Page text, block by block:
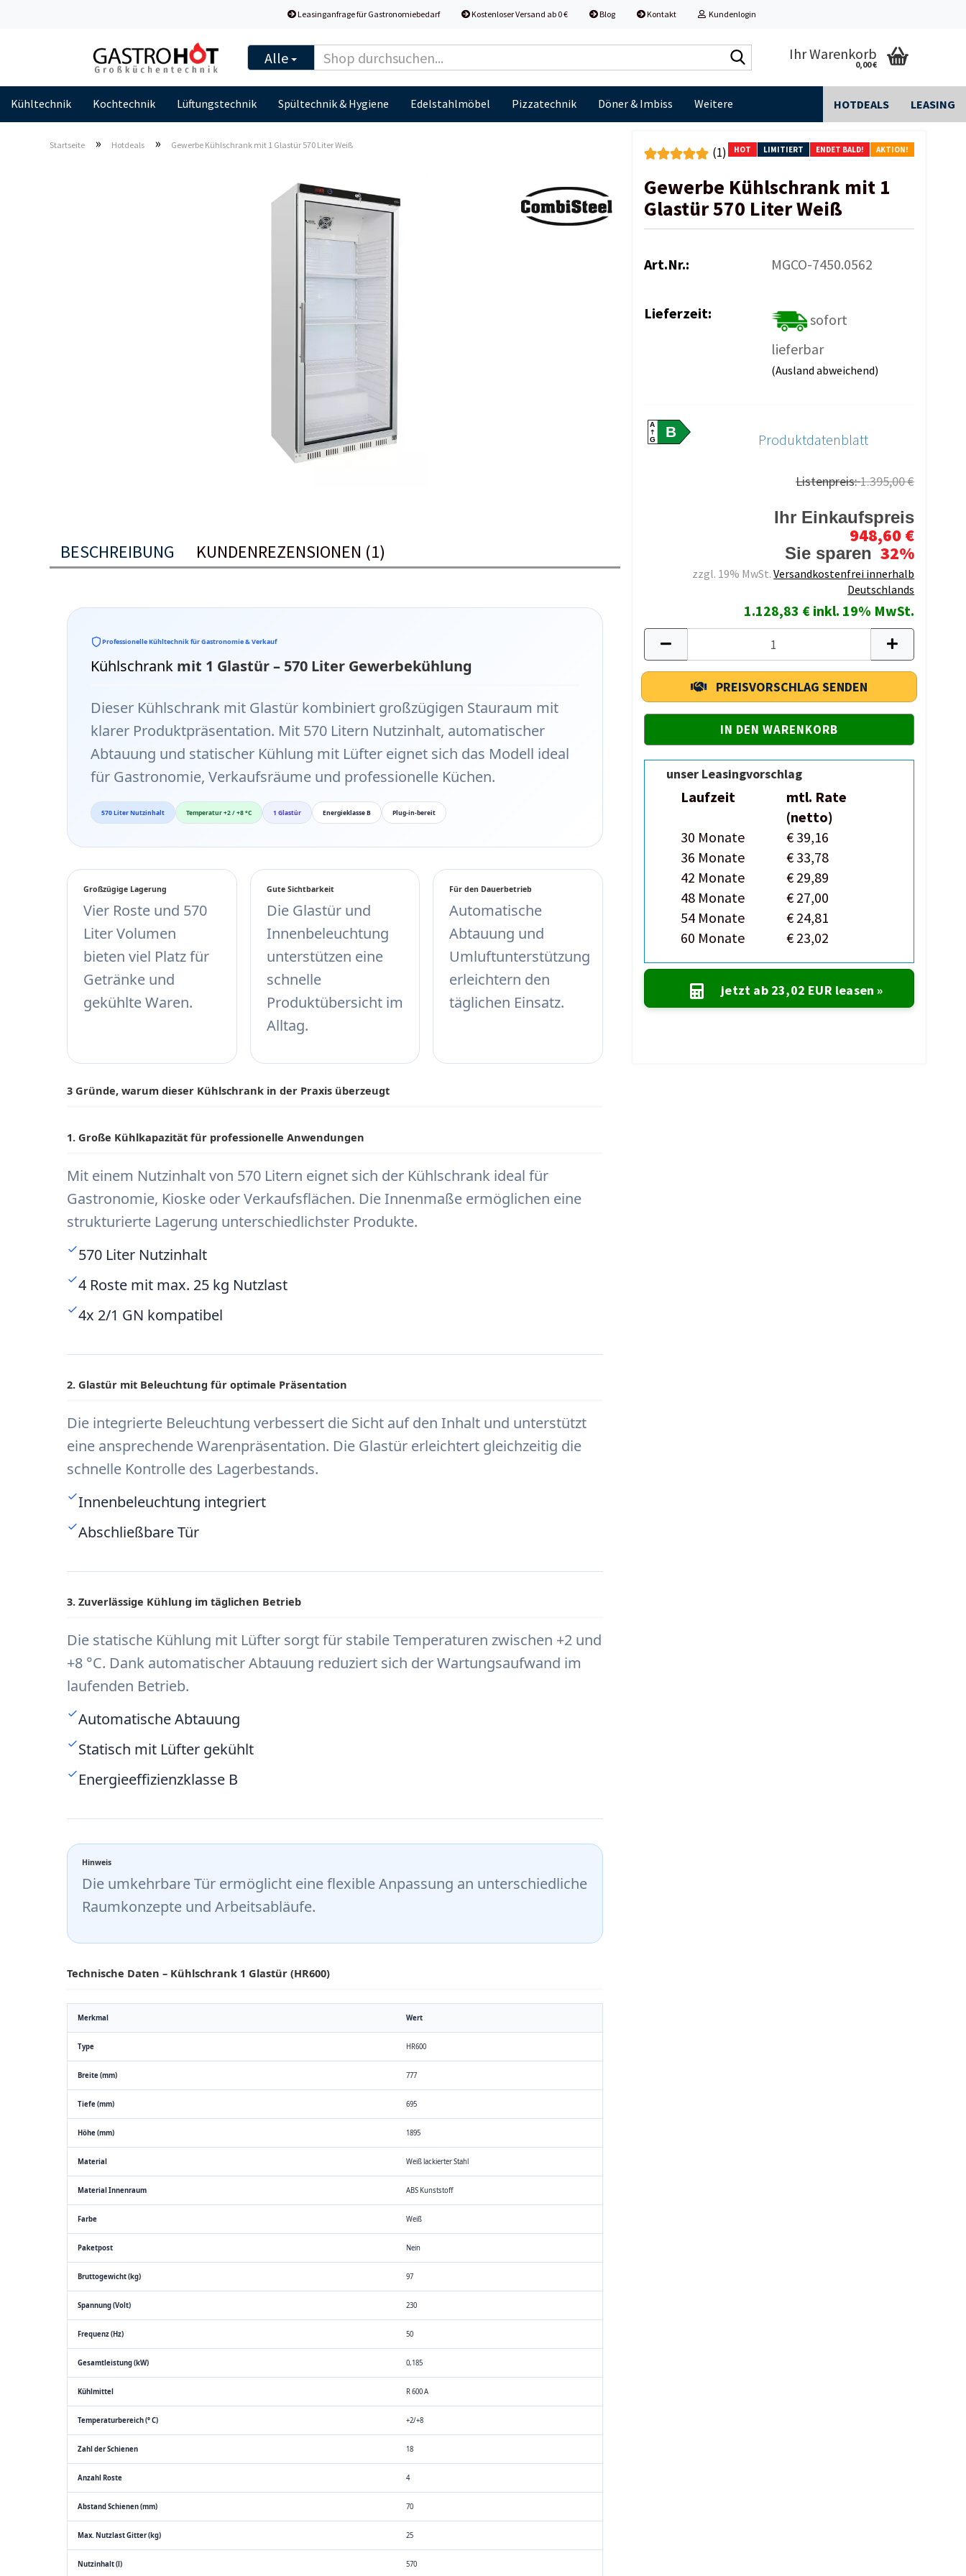
Leasinganfrage für Gastronomiebedarf Kostenloser Versand ab 0 € Blog Kontakt Kundenlogin
Alle
durchsuchen...
Ihr Warenkorb
0,00 €
Kühltechnik Kochtechnik Lüftungstechnik Spültechnik & Hygiene Edelstahlmöbel Pizzatechnik Döner & Imbiss HOTDEALS LEASING
Weitere
Startseite » Hotdeals » Gewerbe Kühlschrank mit 1 Glastür 570 Liter Weiß HOT LIMITIERT ENDET BALD! AKTION!
(1)
Gewerbe Kühlschrank mit 1
Glastür 570 Liter Weiß
Art.Nr.: MGCO-7450.0562
Lieferzeit:
sofort
lieferbar
(Ausland abweichend)
A
GB Produktdatenblatt
Listenpreis:1.395,00 €
Ihr Einkaufspreis
948,60 €
Sie sparen 32%
zzgl. 19% MwSt.Versandkostenfrei innerhalb
Deutschlands
1.128,83 € inkl. 19% MwSt.
PREISVORSCHLAG SENDEN
unser Leasingvorschlag
Laufzeit
mtl. Rate
(netto)
30 Monate
€ 39,16
36 Monate
€ 33,78
42 Monate
€ 29,89
48 Monate
€ 27,00
54 Monate
€ 24,81
60 Monate
€ 23,02
jetzt ab 23,02 EUR leasen »
BESCHREIBUNG KUNDENREZENSIONEN (1)
Professionelle Kühltechnik für Gastronomie & Verkauf
Kühlschrank mit 1 Glastür – 570 Liter Gewerbekühlung
Dieser Kühlschrank mit Glastür kombiniert großzügigen Stauraum mit
klarer Produktpräsentation. Mit 570 Litern Nutzinhalt, automatischer
Abtauung und statischer Kühlung mit Lüfter eignet sich das Modell ideal
für Gastronomie, Verkaufsräume und professionelle Küchen.
570 Liter Nutzinhalt Temperatur +2 / +8 °C 1 Glastür Energieklasse B Plug-in-bereit
Großzügige Lagerung
Vier Roste und 570
Liter Volumen
bieten viel Platz für
Getränke und
gekühlte Waren.
Gute Sichtbarkeit
Die Glastür und
Innenbeleuchtung
unterstützen eine
schnelle
Produktübersicht im
Alltag.
Für den Dauerbetrieb
Automatische
Abtauung und
Umluftunterstützung
erleichtern den
täglichen Einsatz.
3 Gründe, warum dieser Kühlschrank in der Praxis überzeugt
1. Große Kühlkapazität für professionelle Anwendungen
Mit einem Nutzinhalt von 570 Litern eignet sich der Kühlschrank ideal für
Gastronomie, Kioske oder Verkaufsflächen. Die Innenmaße ermöglichen eine
strukturierte Lagerung unterschiedlichster Produkte.
570 Liter Nutzinhalt
4 Roste mit max. 25 kg Nutzlast
4x 2/1 GN kompatibel
2. Glastür mit Beleuchtung für optimale Präsentation
Die integrierte Beleuchtung verbessert die Sicht auf den Inhalt und unterstützt
eine ansprechende Warenpräsentation. Die Glastür erleichtert gleichzeitig die
schnelle Kontrolle des Lagerbestands.
Innenbeleuchtung integriert
Abschließbare Tür
3. Zuverlässige Kühlung im täglichen Betrieb
Die statische Kühlung mit Lüfter sorgt für stabile Temperaturen zwischen +2 und
+8 °C. Dank automatischer Abtauung reduziert sich der Wartungsaufwand im
laufenden Betrieb.
Automatische Abtauung
Statisch mit Lüfter gekühlt
Energieeffizienzklasse B
Hinweis
Die umkehrbare Tür ermöglicht eine flexible Anpassung an unterschiedliche
Raumkonzepte und Arbeitsabläufe.
Technische Daten – Kühlschrank 1 Glastür (HR600)
Merkmal Wert
Type HR600
Breite (mm) 777
Tiefe (mm) 695
Höhe (mm) 1895
Material Weiß lackierter Stahl
Material Innenraum ABS Kunststoff
Farbe Weiß
Paketpost Nein
Bruttogewicht (kg) 97
Spannung (Volt) 230
Frequenz (Hz) 50
Gesamtleistung (kW) 0,185
Kühlmittel R 600 A
Temperaturbereich (° C) +2/+8
Zahl der Schienen 18
Anzahl Roste 4
Abstand Schienen (mm) 70
Max. Nutzlast Gitter (kg) 25
Nutzinhalt (l) 570